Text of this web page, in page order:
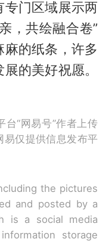
门区域展示两
，共绘融合卷”
的纸条，许多
的美好祝愿。
“网易号”作者上传
易仅提供信息发布平
the pictures
and posted by a
is a social media
storage